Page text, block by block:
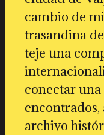
cambio de
trasandina
teje una
conectar
archivo